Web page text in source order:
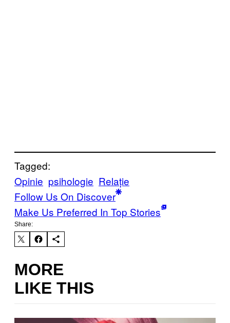
Tagged:
Opinie psihologie Relație
Follow Us On Discover
Make Us Preferred In Top Stories
Share:
MORE
LIKE THIS